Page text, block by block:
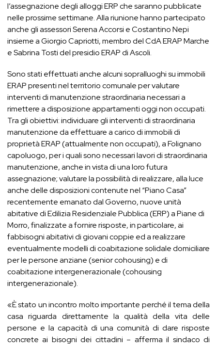
l’assegnazione degli alloggi ERP che saranno pubblicate
nelle prossime settimane. Alla riunione hanno partecipato
anche gli assessori Serena Accorsi e Costantino Nepi
insieme a Giorgio Capriotti, membro del CdA ERAP Marche
e Sabrina Tosti del presidio ERAP di Ascoli.
Sono stati effettuati anche alcuni sopralluoghi su immobili
ERAP presenti nel territorio comunale per valutare
interventi di manutenzione straordinaria necessari a
rimettere a disposizione appartamenti oggi non occupati.
Tra gli obiettivi: individuare gli interventi di straordinaria
manutenzione da effettuare a carico di immobili di
proprietà ERAP (attualmente non occupati), a Folignano
capoluogo, per i quali sono necessari lavori di straordinaria
manutenzione, anche in vista di una loro futura
assegnazione; valutare la possibilità di realizzare, alla luce
anche delle disposizioni contenute nel “Piano Casa”
recentemente emanato dal Governo, nuove unità
abitative di Edilizia Residenziale Pubblica (ERP) a Piane di
Morro, finalizzate a fornire risposte, in particolare, ai
fabbisogni abitativi di giovani coppie ed a realizzare
eventualmente modelli di coabitazione solidale domiciliare
per le persone anziane (senior cohousing) e di
coabitazione intergenerazionale (cohousing
intergenerazionale).
«È stato un incontro molto importante perché il tema della
casa riguarda direttamente la qualità della vita delle
persone e la capacità di una comunità di dare risposte
concrete ai bisogni dei cittadini – afferma il sindaco di